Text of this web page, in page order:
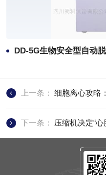
DD-5G生物安全型自动
上一条：细胞离心攻略：
下一条： 压缩机决定“心脏”